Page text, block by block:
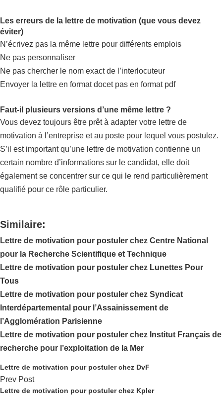
Les erreurs de la lettre de motivation (que vous devez
éviter)
N’écrivez pas la même lettre pour différents emplois
Ne pas personnaliser
Ne pas chercher le nom exact de l’interlocuteur
Envoyer la lettre en format docet pas en format pdf
Faut-il plusieurs versions d’une même lettre ?
Vous devez toujours être prêt à adapter votre lettre de
motivation à l’entreprise et au poste pour lequel vous postulez.
S’il est important qu’une lettre de motivation contienne un
certain nombre d’informations sur le candidat, elle doit
également se concentrer sur ce qui le rend particulièrement
qualifié pour ce rôle particulier.
Similaire:
Lettre de motivation pour postuler chez Centre National
pour la Recherche Scientifique et Technique
Lettre de motivation pour postuler chez Lunettes Pour
Tous
Lettre de motivation pour postuler chez Syndicat
Interdépartemental pour l’Assainissement de
l’Agglomération Parisienne
Lettre de motivation pour postuler chez Institut Français de
recherche pour l’exploitation de la Mer
Lettre de motivation pour postuler chez DvF
Prev Post
Lettre de motivation pour postuler chez Kpler